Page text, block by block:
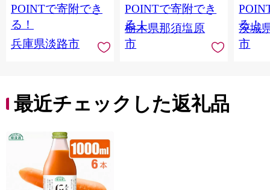
POINTで寄附でき
る！
兵庫県淡路市
ステロール】
POINTで寄附でき
る！
栃木県那須塩原
市
ンド
庫 ド
入れし
アタイ
る！
茨城
市
最近チェックした返礼品